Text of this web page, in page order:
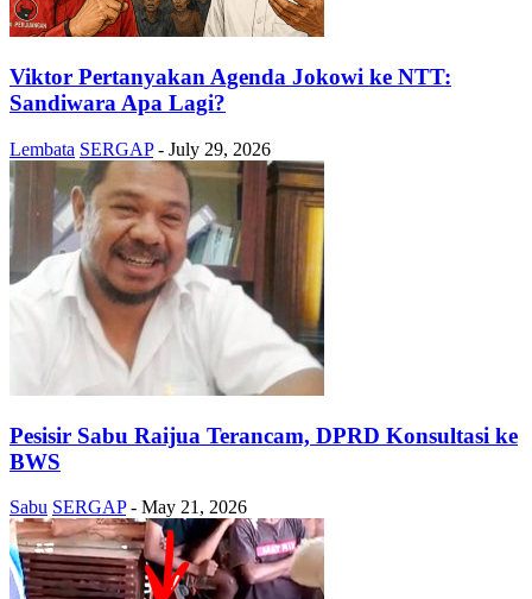
Viktor Pertanyakan Agenda Jokowi ke NTT:
Sandiwara Apa Lagi?
Lembata SERGAP - July 29, 2026
Pesisir Sabu Raijua Terancam, DPRD Konsultasi ke
BWS
Sabu SERGAP - May 21, 2026